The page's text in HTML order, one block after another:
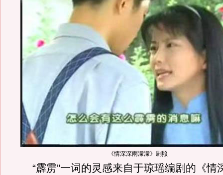
《情深深雨濛濛》剧照
“霹雳”一词的灵感来自于琼瑶编剧的《情